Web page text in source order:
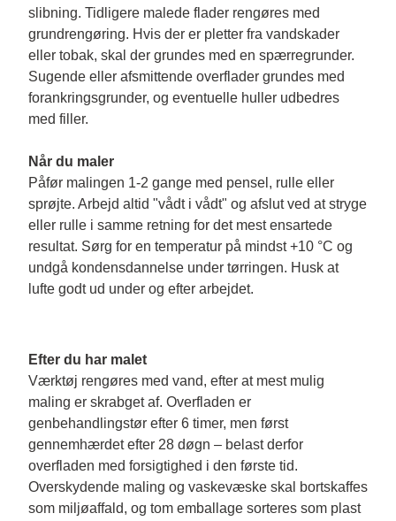
slibning. Tidligere malede flader rengøres med
grundrengøring. Hvis der er pletter fra vandskader
eller tobak, skal der grundes med en spærregrunder.
Sugende eller afsmittende overflader grundes med
forankringsgrunder, og eventuelle huller udbedres
med filler.
Når du maler
Påfør malingen 1-2 gange med pensel, rulle eller
sprøjte. Arbejd altid "vådt i vådt" og afslut ved at stryge
eller rulle i samme retning for det mest ensartede
resultat. Sørg for en temperatur på mindst +10 °C og
undgå kondensdannelse under tørringen. Husk at
lufte godt ud under og efter arbejdet.
Efter du har malet
Værktøj rengøres med vand, efter at mest mulig
maling er skrabget af. Overfladen er
genbehandlingstør efter 6 timer, men først
gennemhærdet efter 28 døgn – belast derfor
overfladen med forsigtighed i den første tid.
Overskydende maling og vaskevæske skal bortskaffes
som miljøaffald, og tom emballage sorteres som plast